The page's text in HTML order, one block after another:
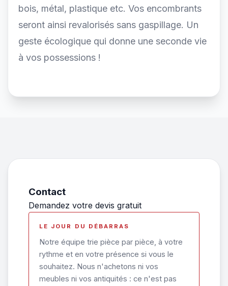
bois, métal, plastique etc. Vos encombrants
seront ainsi revalorisés sans gaspillage. Un
geste écologique qui donne une seconde vie
à vos possessions !
Contact
Demandez votre devis gratuit
LE JOUR DU DÉBARRAS
Notre équipe trie pièce par pièce, à votre
rythme et en votre présence si vous le
souhaitez. Nous n'achetons ni vos
meubles ni vos antiquités : ce n'est pas